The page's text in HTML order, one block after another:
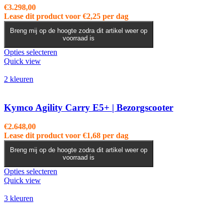
gekozen
worden
op
de
productpagina
€3.298,00
Lease dit product voor €2,25 per dag
Breng mij op de hoogte zodra dit artikel weer op
voorraad is
Opties selecteren
optie
kan
worden
op
de
productpagina
Quick view
2 kleuren
Kymco Agility Carry E5+ | Bezorgscooter
€2.648,00
Lease dit product voor €1,68 per dag
Breng mij op de hoogte zodra dit artikel weer op
voorraad is
Opties selecteren
Quick view
3 kleuren